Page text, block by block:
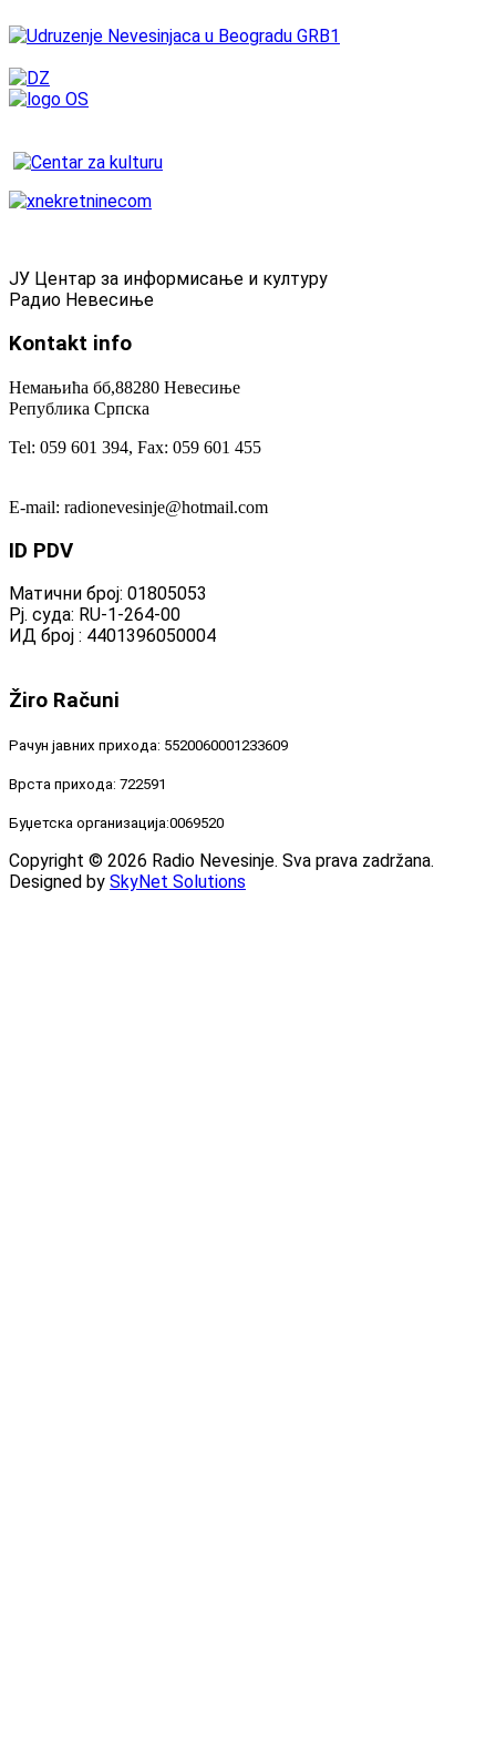
ЈУ Центар за информисање и културу
Радио Невесиње
Kontakt info
Немањића бб,88280 Невесиње
Република Српска
Tel: 059 601 394, Fax: 059 601 455
E-mail: radionevesinje@hotmail.com
ID PDV
Матични број: 01805053
Рј. суда: RU-1-264-00
ИД број : 4401396050004
Žiro Računi
Рачун јавних прихода: 5520060001233609
Врста прихода: 722591
Буџетска организација:0069520
Copyright © 2026 Radio Nevesinje. Sva prava zadržana.
Designed by SkyNet Solutions